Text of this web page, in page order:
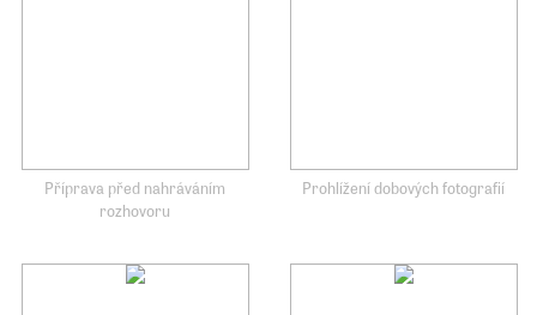
Příprava před nahráváním
rozhovoru
Prohlížení dobových fotografií